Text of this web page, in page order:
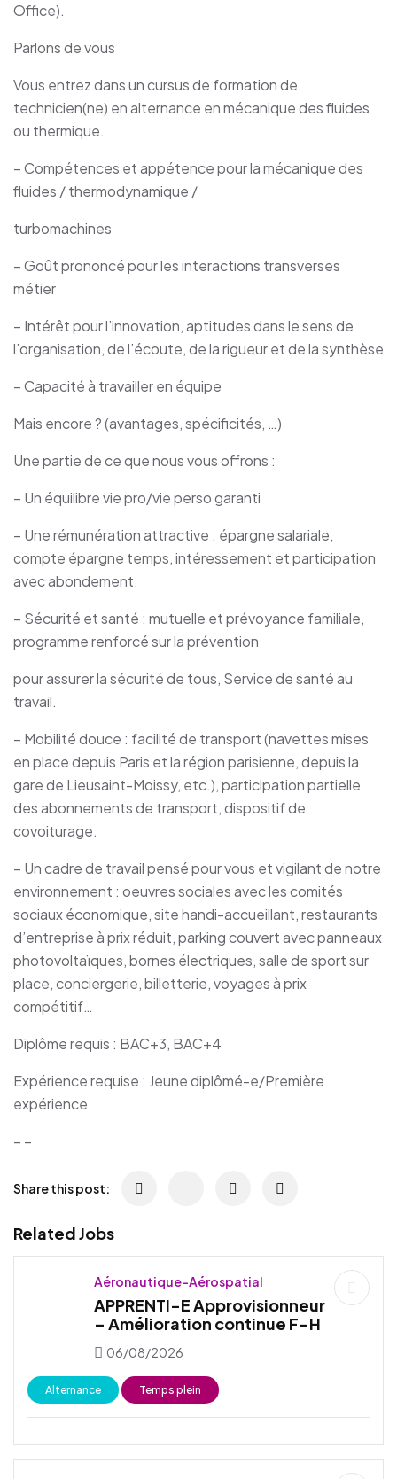
Office).
Parlons de vous
Vous entrez dans un cursus de formation de
technicien(ne) en alternance en mécanique des fluides
ou thermique.
– Compétences et appétence pour la mécanique des
fluides / thermodynamique /
turbomachines
– Goût prononcé pour les interactions transverses
métier
– Intérêt pour l’innovation, aptitudes dans le sens de
l’organisation, de l’écoute, de la rigueur et de la synthèse
– Capacité à travailler en équipe
Mais encore ? (avantages, spécificités, …)
Une partie de ce que nous vous offrons :
– Un équilibre vie pro/vie perso garanti
– Une rémunération attractive : épargne salariale,
compte épargne temps, intéressement et participation
avec abondement.
– Sécurité et santé : mutuelle et prévoyance familiale,
programme renforcé sur la prévention
pour assurer la sécurité de tous, Service de santé au
travail.
– Mobilité douce : facilité de transport (navettes mises
en place depuis Paris et la région parisienne, depuis la
gare de Lieusaint-Moissy, etc.), participation partielle
des abonnements de transport, dispositif de
covoiturage.
– Un cadre de travail pensé pour vous et vigilant de notre
environnement : oeuvres sociales avec les comités
sociaux économique, site handi-accueillant, restaurants
d’entreprise à prix réduit, parking couvert avec panneaux
photovoltaïques, bornes électriques, salle de sport sur
place, conciergerie, billetterie, voyages à prix
compétitif…
Diplôme requis : BAC+3, BAC+4
Expérience requise : Jeune diplômé-e/Première
expérience
– –
Share this post:
Related Jobs
Aéronautique-Aérospatial
APPRENTI-E Approvisionneur
– Amélioration continue F-H
06/08/2026
Alternance Temps plein